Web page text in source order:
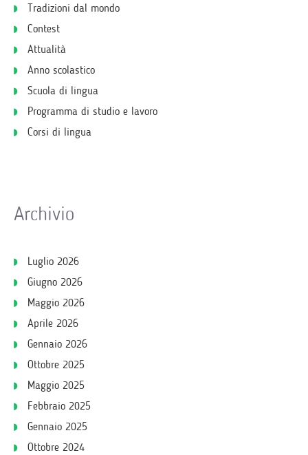
Tradizioni dal mondo
Contest
Attualità
Anno scolastico
Scuola di lingua
Programma di studio e lavoro
Corsi di lingua
Archivio
Luglio 2026
Giugno 2026
Maggio 2026
Aprile 2026
Gennaio 2026
Ottobre 2025
Maggio 2025
Febbraio 2025
Gennaio 2025
Ottobre 2024